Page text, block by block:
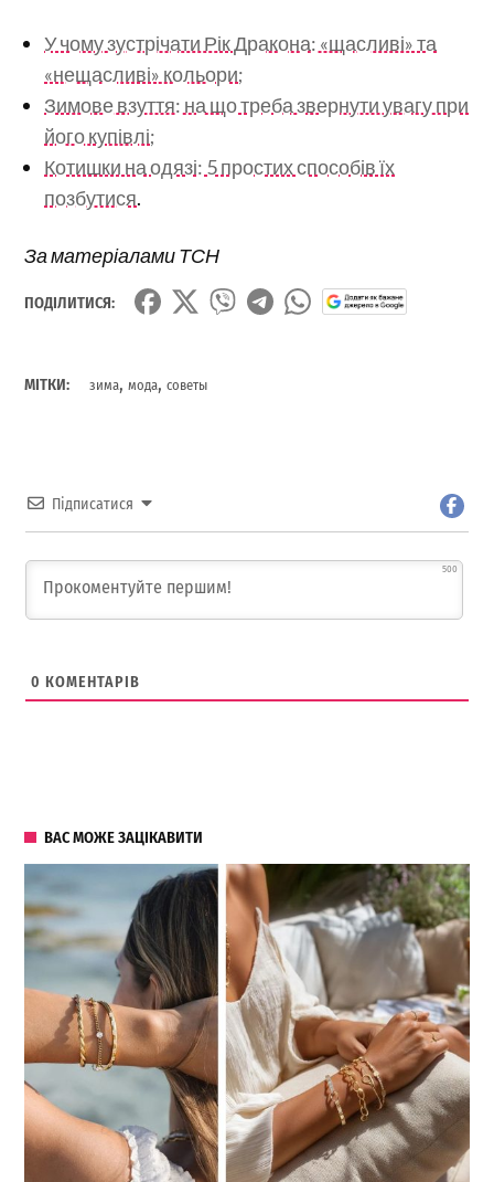
У чому зустрічати Рік Дракона: «щасливі» та
«нещасливі» кольори;
Зимове взуття: на що треба звернути увагу при
його купівлі;
Котишки на одязі: 5 простих способів їх
позбутися.
За матеріалами ТСН
ПОДІЛИТИСЯ:
МІТКИ: зима,мода,советы
Підписатися
500
0 КОМЕНТАРІВ
ВАС МОЖЕ ЗАЦІКАВИТИ